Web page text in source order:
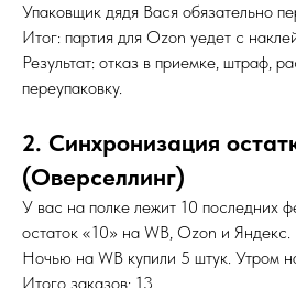
Упаковщик дядя Вася обязательно
Итог: партия для Ozon уедет с
Результат: отказ в приемке, штраф,
переупаковку.
2. Синхронизация
(Оверселлинг)
У вас на полке лежит 10 последних
остаток «10» на WB, Ozon и Яндекс.
Ночью на WB купили 5 штук. Утром
Итого заказов: 13.